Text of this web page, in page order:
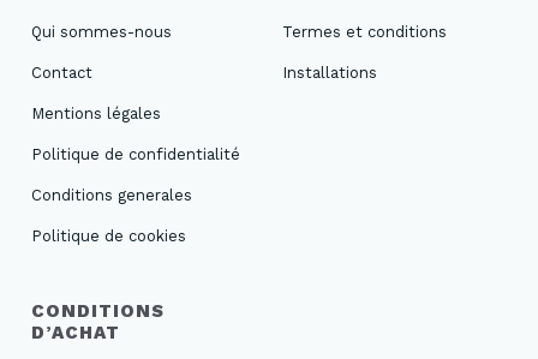
Qui sommes-nous
Contact
Mentions légales
Politique de confidentialité
Conditions generales
Politique de cookies
Termes et conditions
Installations
CONDITIONS
D’ACHAT